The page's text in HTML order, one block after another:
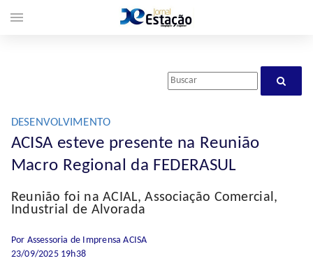
DESENVOLVIMENTO
ACISA esteve presente na Reunião
Macro Regional da FEDERASUL
Reunião foi na ACIAL, Associação Comercial,
Industrial de Alvorada
Por Assessoria de Imprensa ACISA
23/09/2025 19h38
menu